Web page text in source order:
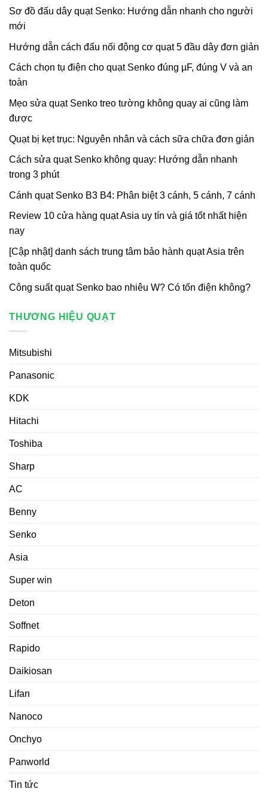
Sơ đồ đấu dây quạt Senko: Hướng dẫn nhanh cho người
mới
Hướng dẫn cách đấu nối động cơ quạt 5 đầu dây đơn giản
Cách chọn tụ điện cho quạt Senko đúng µF, đúng V và an
toàn
Mẹo sửa quạt Senko treo tường không quay ai cũng làm
được
Quạt bị kẹt trục: Nguyên nhân và cách sữa chữa đơn giản
Cách sửa quạt Senko không quay: Hướng dẫn nhanh
trong 3 phút
Cánh quạt Senko B3 B4: Phân biệt 3 cánh, 5 cánh, 7 cánh
Review 10 cửa hàng quạt Asia uy tín và giá tốt nhất hiện
nay
[Cập nhật] danh sách trung tâm bảo hành quạt Asia trên
toàn quốc
Công suất quạt Senko bao nhiêu W? Có tốn điện không?
THƯƠNG HIỆU QUẠT
Mitsubishi
Panasonic
KDK
Hitachi
Toshiba
Sharp
AC
Benny
Senko
Asia
Super win
Deton
Soffnet
Rapido
Daikiosan
Lifan
Nanoco
Onchyo
Panworld
Tin tức